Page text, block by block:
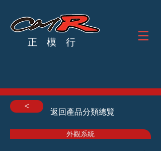
正 模 行
<
返回產品分類總覽
外觀系統